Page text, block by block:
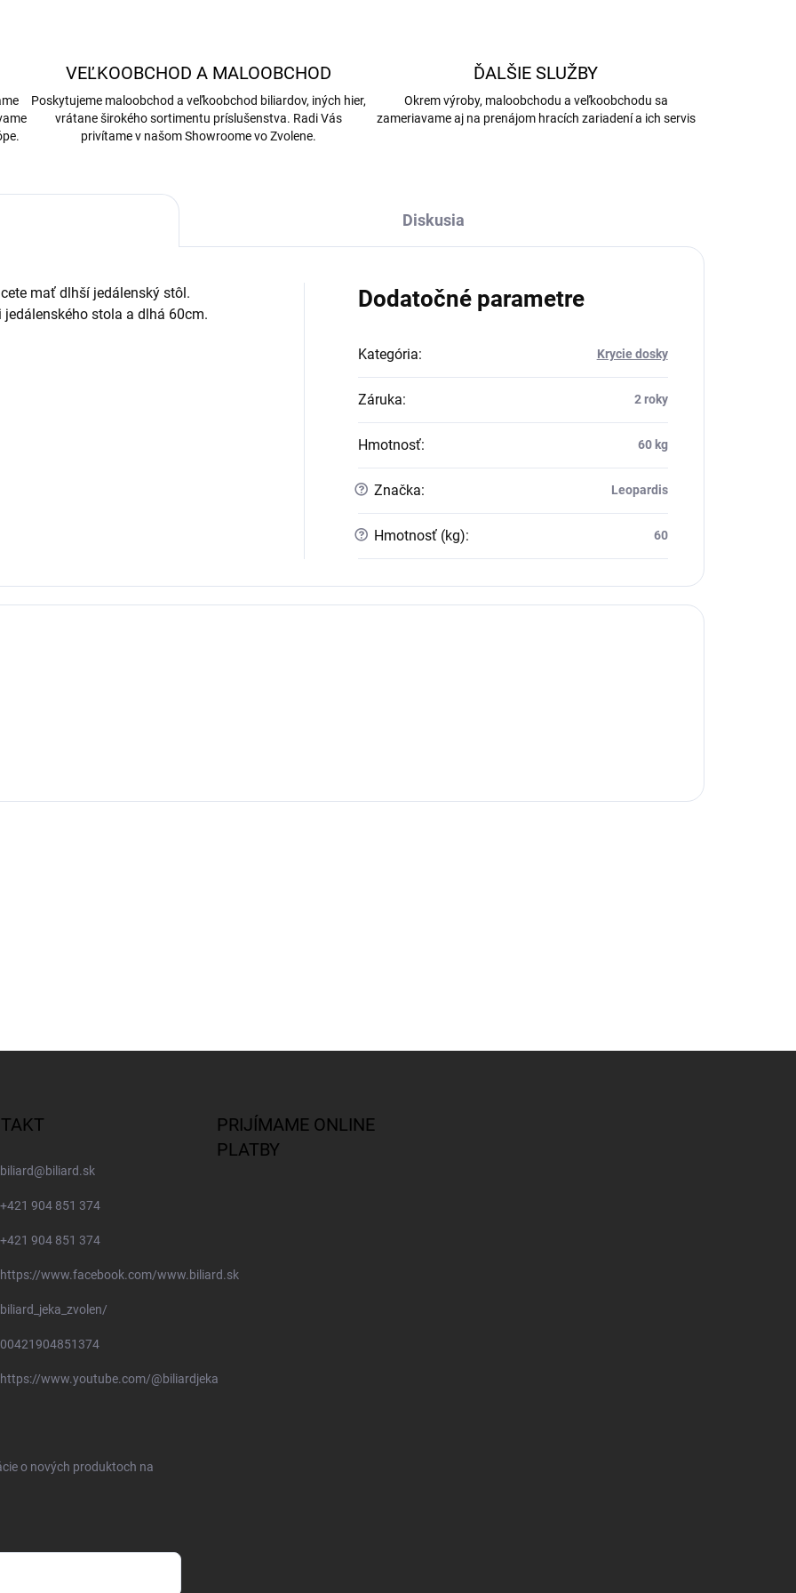
VEĽKOOBCHOD A MALOOBCHOD
Poskytujeme maloobchod a veľkoobchod biliardov, iných hier,
vrátane širokého sortimentu príslušenstva. Radi Vás
privítame v našom Showroome vo Zvolene.
ĎALŠIE SLUŽBY
Okrem výroby, maloobchodu a veľkoobchodu sa
zameriavame aj na prenájom hracích zariadení a ich servis
Diskusia
mať dlhší jedálenský stôl.
stola a dlhá 60cm.
Dodatočné parametre
Kategória: Krycie dosky
Záruka: 2 roky
Hmotnosť: 60 kg
? Značka: Leopardis
? Hmotnosť (kg): 60
biliard@biliard.sk
+421 904 851 374
+421 904 851 374
https://www.facebook.com/www.biliard.sk
biliard_jeka_zvolen/
00421904851374
https://www.youtube.com/@biliardjeka
PRIJÍMAME ONLINE
PLATBY
o nových produktoch na